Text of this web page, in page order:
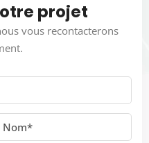
projet
vous recontacterons